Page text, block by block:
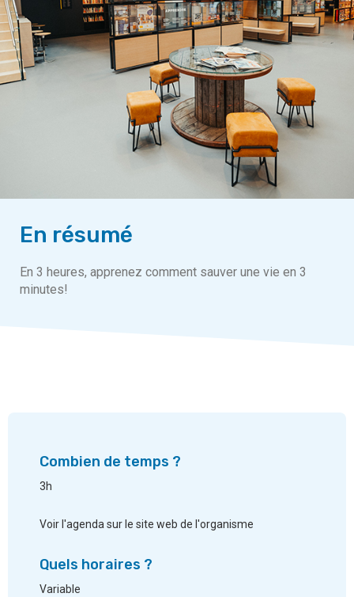
En résumé
En 3 heures, apprenez comment sauver une vie en 3
minutes!
Combien de temps ?
3h
Voir l'agenda sur le site web de l'organisme
Quels horaires ?
Variable